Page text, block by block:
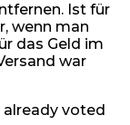
Ist für
wenn man
das Geld im
war
already voted